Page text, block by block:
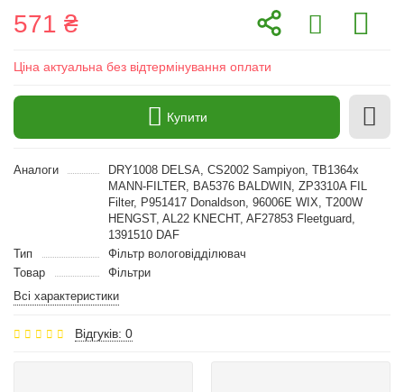
571 ₴
Ціна актуальна без відтермінування оплати
Купити
Аналоги
DRY1008 DELSA, CS2002 Sampiyon, TB1364x
MANN-FILTER, BA5376 BALDWIN, ZP3310A FIL
Filter, P951417 Donaldson, 96006E WIX, T200W
HENGST, AL22 KNECHT, AF27853 Fleetguard,
1391510 DAF
Тип
Фільтр вологовідділювач
Товар
Фільтри
Всі характеристики
Відгуків: 0